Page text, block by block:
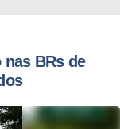
BRs de